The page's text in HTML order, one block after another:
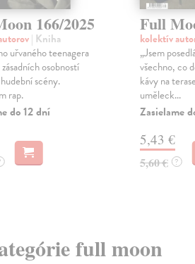
166/2025
| Kniha
uřvaného teenagera
osobností
scény.
rap.
do 12 dní
Full
kolektív
„Jsem
všechno, co
kávy na
uměleck...
Zasielame
5,43 €
5,60 € ?
full moon